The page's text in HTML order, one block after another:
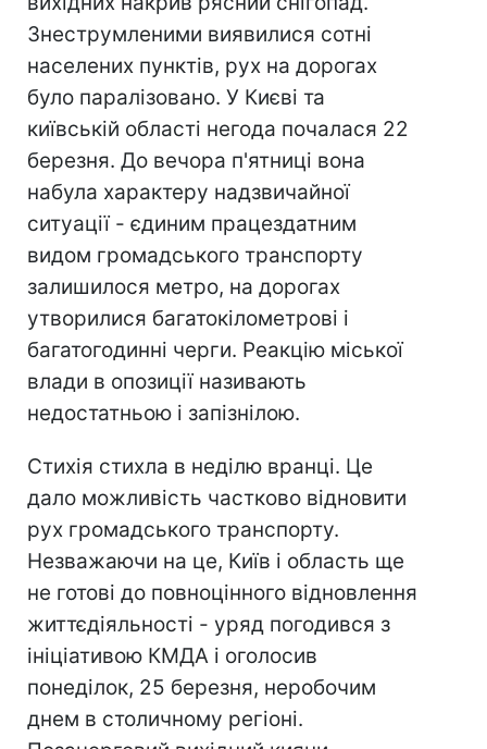
Знеструмленими виявилися сотні
населених пунктів, рух на дорогах
було паралізовано. У Києві та
київській області негода почалася 22
березня. До вечора п'ятниці вона
набула характеру надзвичайної
ситуації - єдиним працездатним
видом громадського транспорту
залишилося метро, на дорогах
утворилися багатокілометрові і
багатогодинні черги. Реакцію міської
влади в опозиції називають
недостатньою і запізнілою.
Стихія стихла в неділю вранці. Це
дало можливість частково відновити
рух громадського транспорту.
Незважаючи на це, Київ і область ще
не готові до повноцінного відновлення
життєдіяльності - уряд погодився з
ініціативою КМДА і оголосив
понеділок, 25 березня, неробочим
днем в столичному регіоні.